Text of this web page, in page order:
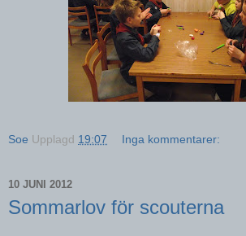
Soe Upplagd 19:07 Inga kommentarer:
10 JUNI 2012
Sommarlov för scouterna